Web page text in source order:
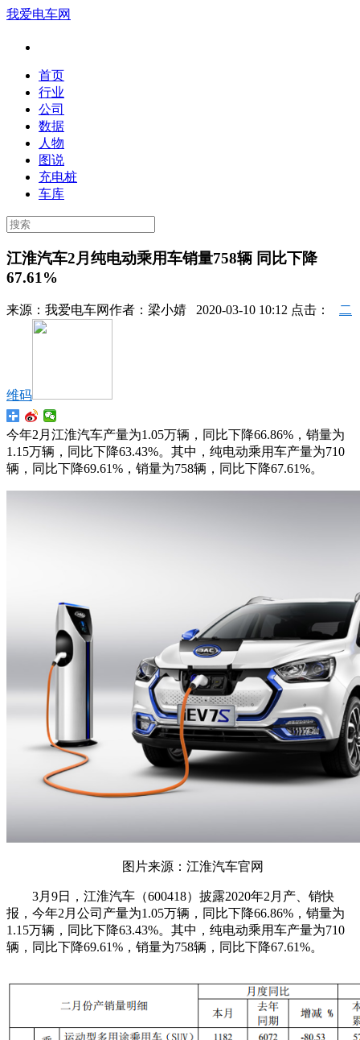
我爱电车网
首页
行业
公司
数据
人物
图说
充电桩
车库
江淮汽车2月纯电动乘用车销量758辆 同比下降
67.61%
来源： 我爱电车网作者： 梁小婧 2020-03-10 10:12 点击： 二
维码
今年2月江淮汽车产量为1.05万辆，同比下降66.86%，销量为
1.15万辆，同比下降63.43%。其中，纯电动乘用车产量为710
辆，同比下降69.61%，销量为758辆，同比下降67.61%。
图片来源：江淮汽车官网
3月9日，江淮汽车（600418）披露2020年2月产、销快
报，今年2月公司产量为1.05万辆，同比下降66.86%，销量为
1.15万辆，同比下降63.43%。其中，纯电动乘用车产量为710
辆，同比下降69.61%，销量为758辆，同比下降67.61%。